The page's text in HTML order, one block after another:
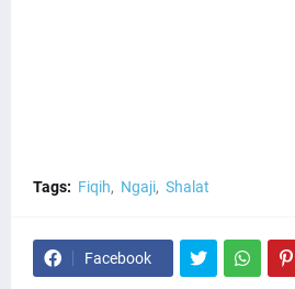
Tags: Fiqih Ngaji Shalat
Facebook